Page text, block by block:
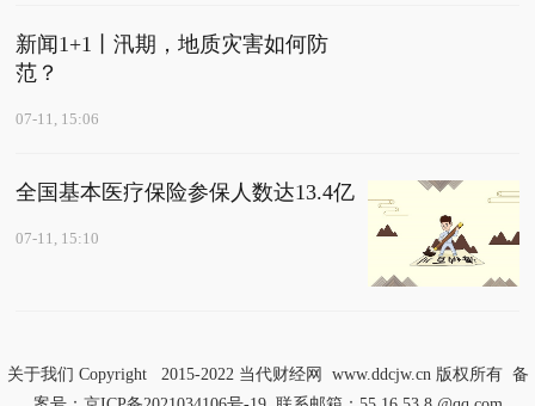
新闻1+1丨汛期，地质灾害如何防
范？
07-11, 15:06
全国基本医疗保险参保人数达13.4亿
07-11, 15:10
关于我们 Copyright 2015-2022 当代财经网
www.ddcjw.cn 版权所有 备